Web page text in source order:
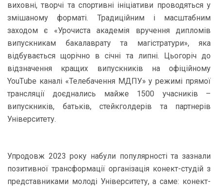
виховні, творчі та спортивні ініціативи проводяться у
змішаному форматі. Традиційним і масштабним
заходом є «Урочиста академія вручення дипломів
випускникам бакалаврату та магістратури», яка
відбувається щорічно в січні та липні. Цьогоріч до
відзначення кращих випускників на офіційному
YouТube каналі «Телебачення МДПУ» у режимі прямої
трансляції доєднались майже 1500 учасників –
випускників, батьків, стейкголдерів та партнерів
Університету.
Упродовж 2023 року набули популярності та зазнали
позитивної трансформації організація конект-студій з
представниками молоді Університету, а саме: конект-